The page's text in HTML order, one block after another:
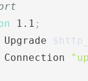
1.1 ;
Upgrade
Connection